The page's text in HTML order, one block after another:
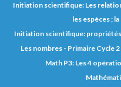
Initiation scientifique: Les
les espèces ;
Initiation scientifique: propriétés
Les nombres - Primaire Cycle 2
Math P3: Les 4